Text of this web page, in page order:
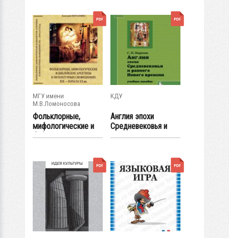
МГУ имени
М.В.Ломоносова
Фольклорные,
мифологические и
библейские
КДУ
Англия эпохи
Средневековья и
раннего Нового...